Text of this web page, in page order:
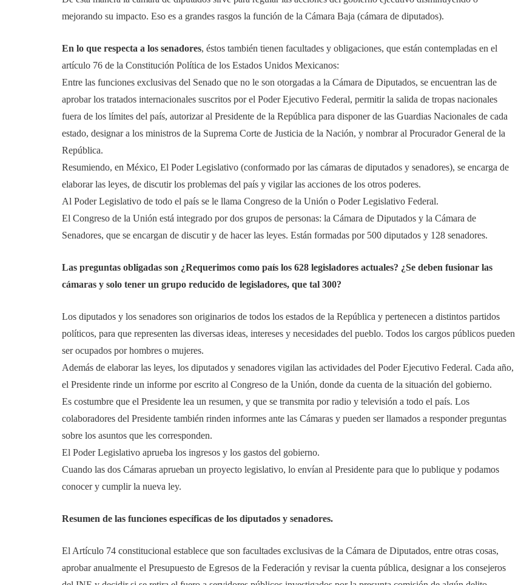
mejorando su impacto. Eso es a grandes rasgos la función de la Cámara Baja (cámara de diputados).
En lo que respecta a los senadores, éstos también tienen facultades y obligaciones, que están contempladas en el
artículo 76 de la Constitución Política de los Estados Unidos Mexicanos:
Entre las funciones exclusivas del Senado que no le son otorgadas a la Cámara de Diputados, se encuentran las de
aprobar los tratados internacionales suscritos por el Poder Ejecutivo Federal, permitir la salida de tropas nacionales
fuera de los límites del país, autorizar al Presidente de la República para disponer de las Guardias Nacionales de cada
estado, designar a los ministros de la Suprema Corte de Justicia de la Nación, y nombrar al Procurador General de la
República.
Resumiendo, en México, El Poder Legislativo (conformado por las cámaras de diputados y senadores), se encarga de
elaborar las leyes, de discutir los problemas del país y vigilar las acciones de los otros poderes.
Al Poder Legislativo de todo el país se le llama Congreso de la Unión o Poder Legislativo Federal.
El Congreso de la Unión está integrado por dos grupos de personas: la Cámara de Diputados y la Cámara de
Senadores, que se encargan de discutir y de hacer las leyes. Están formadas por 500 diputados y 128 senadores.
Las preguntas obligadas son ¿Requerimos como país los 628 legisladores actuales? ¿Se deben fusionar las
cámaras y solo tener un grupo reducido de legisladores, que tal 300?
Los diputados y los senadores son originarios de todos los estados de la República y pertenecen a distintos partidos
políticos, para que representen las diversas ideas, intereses y necesidades del pueblo. Todos los cargos públicos pueden
ser ocupados por hombres o mujeres.
Además de elaborar las leyes, los diputados y senadores vigilan las actividades del Poder Ejecutivo Federal. Cada año,
el Presidente rinde un informe por escrito al Congreso de la Unión, donde da cuenta de la situación del gobierno.
Es costumbre que el Presidente lea un resumen, y que se transmita por radio y televisión a todo el país. Los
colaboradores del Presidente también rinden informes ante las Cámaras y pueden ser llamados a responder preguntas
sobre los asuntos que les corresponden.
El Poder Legislativo aprueba los ingresos y los gastos del gobierno.
Cuando las dos Cámaras aprueban un proyecto legislativo, lo envían al Presidente para que lo publique y podamos
conocer y cumplir la nueva ley.
Resumen de las funciones específicas de los diputados y senadores.
El Artículo 74 constitucional establece que son facultades exclusivas de la Cámara de Diputados, entre otras cosas,
aprobar anualmente el Presupuesto de Egresos de la Federación y revisar la cuenta pública, designar a los consejeros